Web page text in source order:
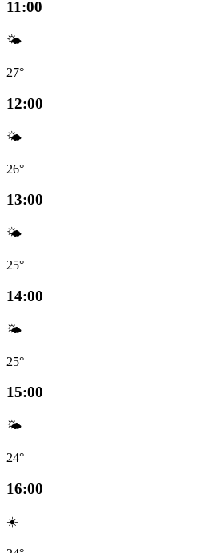
11:00
🌤️
27°
12:00
🌤️
26°
13:00
🌤️
25°
14:00
🌤️
25°
15:00
🌤️
24°
16:00
☀️